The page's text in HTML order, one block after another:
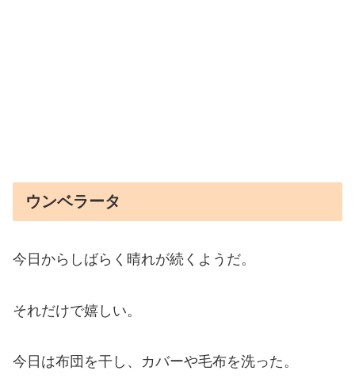
ウンベラータ
今日からしばらく晴れが続くようだ。
それだけで嬉しい。
今日は布団を干し、カバーや毛布を洗った。